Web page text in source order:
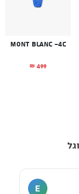
Mont Blanc -4C
₪ 499
E